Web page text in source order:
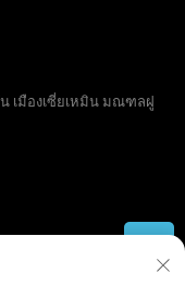
เมืองเซี่ยเหมิน มณฑลฝู